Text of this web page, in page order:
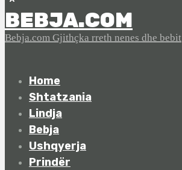
BEBJA.COM
Bebja.com Gjithçka rreth nenes dhe bebit
Home
Shtatzania
Lindja
Bebja
Ushqyerja
Prindër